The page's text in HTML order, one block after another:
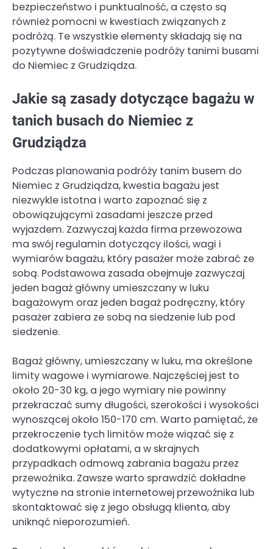
bezpieczeństwo i punktualność, a często są
również pomocni w kwestiach związanych z
podróżą. Te wszystkie elementy składają się na
pozytywne doświadczenie podróży tanimi busami
do Niemiec z Grudziądza.
Jakie są zasady dotyczące bagażu w
tanich busach do Niemiec z
Grudziądza
Podczas planowania podróży tanim busem do
Niemiec z Grudziądza, kwestia bagażu jest
niezwykle istotna i warto zapoznać się z
obowiązującymi zasadami jeszcze przed
wyjazdem. Zazwyczaj każda firma przewozowa
ma swój regulamin dotyczący ilości, wagi i
wymiarów bagażu, który pasażer może zabrać ze
sobą. Podstawowa zasada obejmuje zazwyczaj
jeden bagaż główny umieszczany w luku
bagażowym oraz jeden bagaż podręczny, który
pasażer zabiera ze sobą na siedzenie lub pod
siedzenie.
Bagaż główny, umieszczany w luku, ma określone
limity wagowe i wymiarowe. Najczęściej jest to
około 20-30 kg, a jego wymiary nie powinny
przekraczać sumy długości, szerokości i wysokości
wynoszącej około 150-170 cm. Warto pamiętać, że
przekroczenie tych limitów może wiązać się z
dodatkowymi opłatami, a w skrajnych
przypadkach odmową zabrania bagażu przez
przewoźnika. Zawsze warto sprawdzić dokładne
wytyczne na stronie internetowej przewoźnika lub
skontaktować się z jego obsługą klienta, aby
uniknąć nieporozumień.